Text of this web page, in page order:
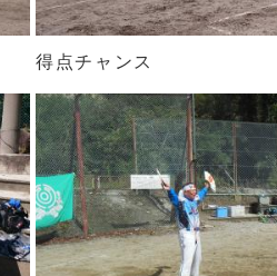
得点チャンス